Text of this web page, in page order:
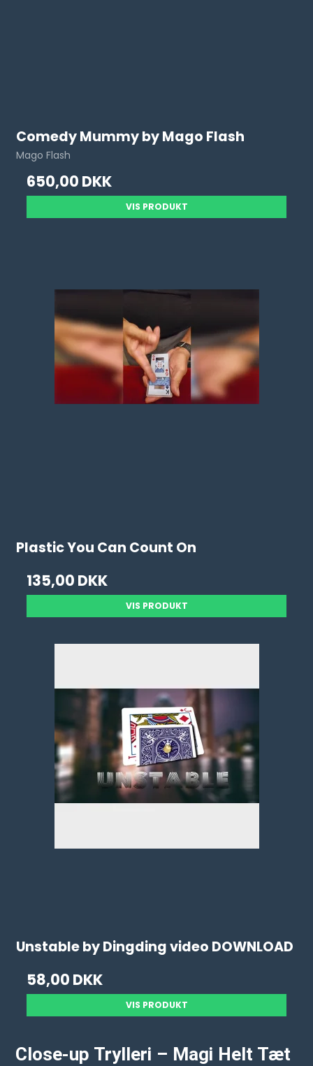
Comedy Mummy by Mago Flash
Mago Flash
650,00 DKK
VIS PRODUKT
Plastic You Can Count On
135,00 DKK
VIS PRODUKT
Unstable by Dingding video DOWNLOAD
58,00 DKK
VIS PRODUKT
Close-up Trylleri – Magi Helt Tæt